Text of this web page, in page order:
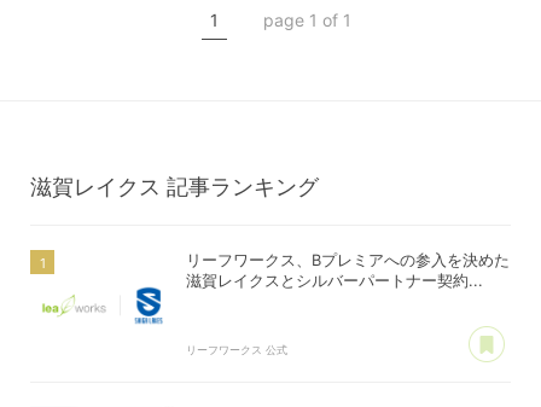
1 page 1 of 1
滋賀レイクス 記事ランキング
リーフワークス、Bプレミアへの参入を決めた
滋賀レイクスとシルバーパートナー契約...
リーフワークス 公式